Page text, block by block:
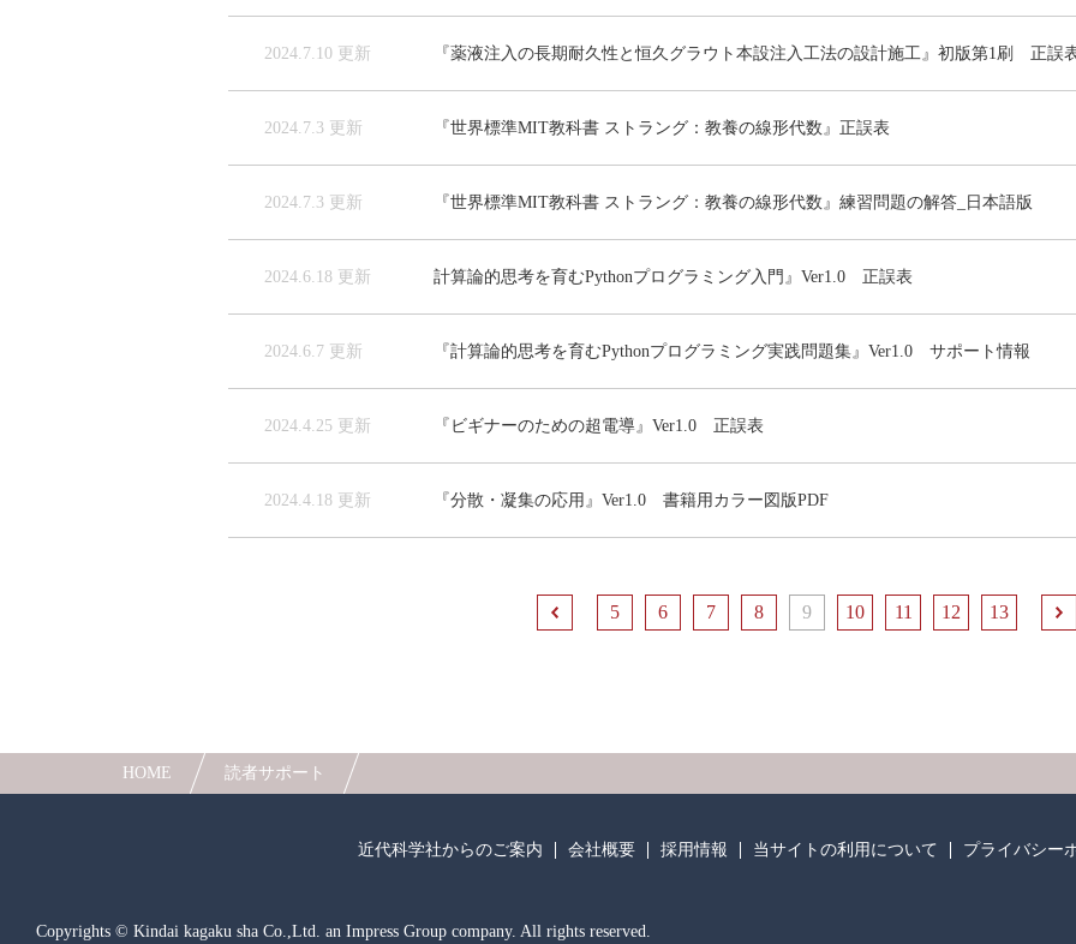
2024.7.10 更新 『薬液注入の長期耐久性と恒久グラウト本設注入工法の設計施工』初版第1刷 正誤
2024.7.3 更新 『世界標準MIT教科書 ストラング：教養の線形代数』正誤表
2024.7.3 更新 『世界標準MIT教科書 ストラング：教養の線形代数』練習問題の解答_日本語版
2024.6.18 更新 計算論的思考を育むPythonプログラミング入門』Ver1.0 正誤表
2024.6.7 更新 『計算論的思考を育むPythonプログラミング実践問題集』Ver1.0 サポート情報
2024.4.25 更新 『ビギナーのための超電導』Ver1.0 正誤表
2024.4.18 更新 『分散・凝集の応用』Ver1.0 書籍用カラー図版PDF
前へ
5 6 7 8 9 10 11 12 13
HOME 読者サポート
近代科学社からのご案内 会社概要 採用情報 当サイトの利用について プライバシー
Copyrights © Kindai kagaku sha Co.,Ltd. an Impress Group company. All rights reserved.